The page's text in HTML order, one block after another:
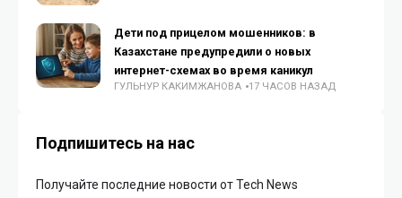
Дети под прицелом мошенников: в
Казахстане предупредили о новых
интернет-схемах во время каникул
ГУЛЬНУР КАКИМЖАНОВА 17 ЧАСОВ НАЗАД
Подпишитесь на нас
Получайте последние новости от Tech News